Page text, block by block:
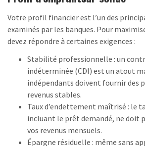
Votre profil financier est l’un des
examinés par les banques. Pour
devez répondre à certaines exigences :
Stabilité professionnelle : un
indéterminée (CDI) est un atout
indépendants doivent fournir des
revenus stables.
Taux d’endettement maîtrisé : le
incluant le prêt demandé, ne doit
vos revenus mensuels.
Épargne résiduelle : même sans